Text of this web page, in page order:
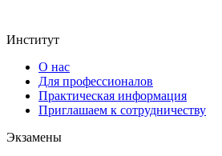
Институт
О нас
Для профессионалов
Практическая информация
Приглашаем к сотрудничеству
Экзамены